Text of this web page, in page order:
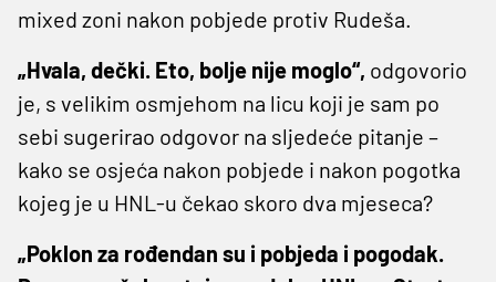
mixed zoni nakon pobjede protiv Rudeša.
„Hvala, dečki. Eto, bolje nije moglo“, odgovorio
je, s velikim osmjehom na licu koji je sam po
sebi sugerirao odgovor na sljedeće pitanje –
kako se osjeća nakon pobjede i nakon pogotka
kojeg je u HNL-u čekao skoro dva mjeseca?
„Poklon za rođendan su i pobjeda i pogodak.